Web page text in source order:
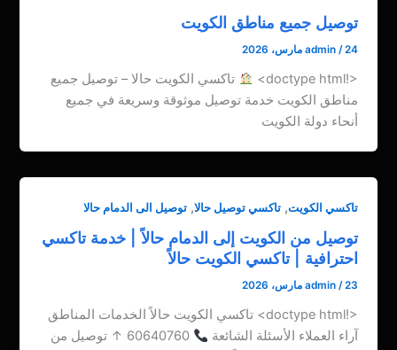
توصيل جميع مناطق الكويت
admin /24 مارس، 2026
<!doctype html>
تاكسي الكويت حالا – توصيل جميع
مناطق الكويت خدمة توصيل موثوقة وسريعة في جميع
أنحاء دولة الكويت
تاكسي الكويت,تاكسي توصيل حالا,توصيل الى الدمام حالا
توصيل من الكويت إلى الدمام حالاً | خدمة تاكسي
احترافية | تاكسي الكويت حالاً
admin /23 مارس، 2026
<!doctype html> تاكسي الكويت حالاً الخدمات المناطق
آراء العملاء الأسئلة الشائعة
60640760 ↑ توصيل من